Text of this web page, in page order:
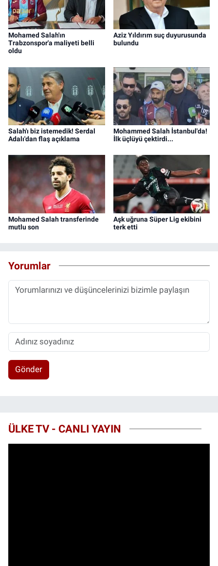
Mohamed Salah'ın
Trabzonspor'a maliyeti belli
oldu
Aziz Yıldırım suç duyurusunda
bulundu
Salah'ı biz istemedik! Serdal
Adalı'dan flaş açıklama
Mohammed Salah İstanbul'da!
İlk üçlüyü çektirdi...
Mohamed Salah transferinde
mutlu son
Aşk uğruna Süper Lig ekibini
terk etti
Yorumlar
Gönder
ÜLKE TV - CANLI YAYIN